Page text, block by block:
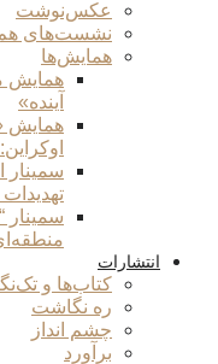
عکس‌نوشت
نشست‌های
همایش‌ها
همایش
آینده»
همایش
سمینار
سمینار
انتشارات
کتاب‌ها و
ره نگاشت
چشم انداز
برآورد